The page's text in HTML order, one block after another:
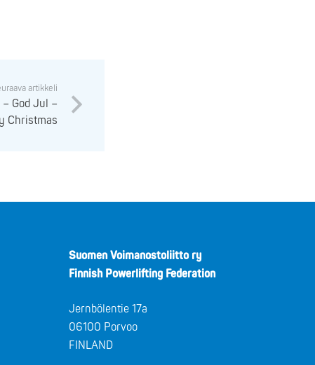
artikkeli
God Jul –
Christmas
Suomen Voimanostoliitto ry
Finnish Powerlifting Federation
Jernbölentie 17a
06100 Porvoo
FINLAND